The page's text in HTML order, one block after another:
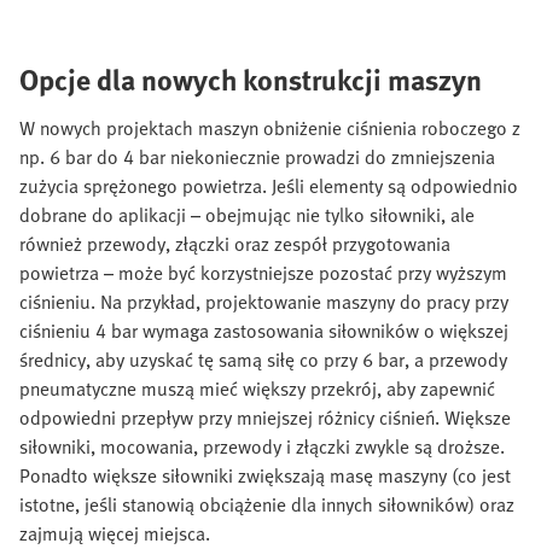
Opcje dla nowych konstrukcji maszyn
W nowych projektach maszyn obniżenie ciśnienia roboczego z
np. 6 bar do 4 bar niekoniecznie prowadzi do zmniejszenia
zużycia sprężonego powietrza. Jeśli elementy są odpowiednio
dobrane do aplikacji – obejmując nie tylko siłowniki, ale
również przewody, złączki oraz zespół przygotowania
powietrza – może być korzystniejsze pozostać przy wyższym
ciśnieniu. Na przykład, projektowanie maszyny do pracy przy
ciśnieniu 4 bar wymaga zastosowania siłowników o większej
średnicy, aby uzyskać tę samą siłę co przy 6 bar, a przewody
pneumatyczne muszą mieć większy przekrój, aby zapewnić
odpowiedni przepływ przy mniejszej różnicy ciśnień. Większe
siłowniki, mocowania, przewody i złączki zwykle są droższe.
Ponadto większe siłowniki zwiększają masę maszyny (co jest
istotne, jeśli stanowią obciążenie dla innych siłowników) oraz
zajmują więcej miejsca.